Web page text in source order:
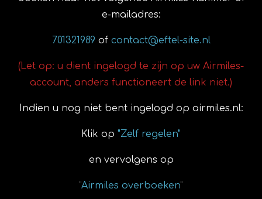
e-mailadres:
701321989 ofcontact@eftel-site.nl
(Let op: u dient ingelogd te zijn op uw Airmiles-
account, anders functioneert de link niet.)
Indien u nog niet bent ingelogd op airmiles.nl:
Klik op "Zelf regelen"
en vervolgens op
"Airmiles overboeken"